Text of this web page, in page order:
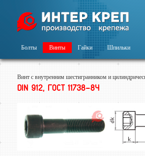
Болты Винты Гайки Шпильки
Винт с внутренним шестигранником и
DIN 912, ГОСТ 11738-84